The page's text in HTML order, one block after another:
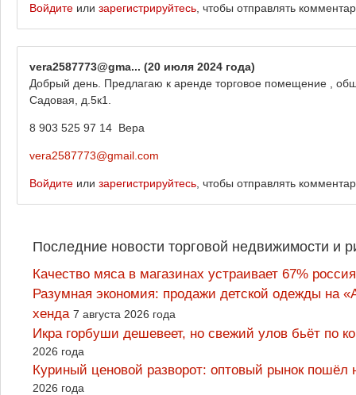
Войдите или зарегистрируйтесь , чтобы отправлять
vera2587773@gma... (20 июля 2024 года)
Добрый день. Предлагаю к аренде торговое помещение ,
Садовая, д.5к1.
8 903 525 97 14 Вера
vera2587773@gmail.com
Войдите или зарегистрируйтесь , чтобы отправлять
Последние новости торговой недвижимости и
Качество мяса в магазинах устраивает 67%
Разумная экономия: продажи детской одежды на
хенда 7 августа 2026 года
Икра горбуши дешевеет, но свежий улов бьёт по
2026 года
Куриный ценовой разворот: оптовый рынок
2026 года